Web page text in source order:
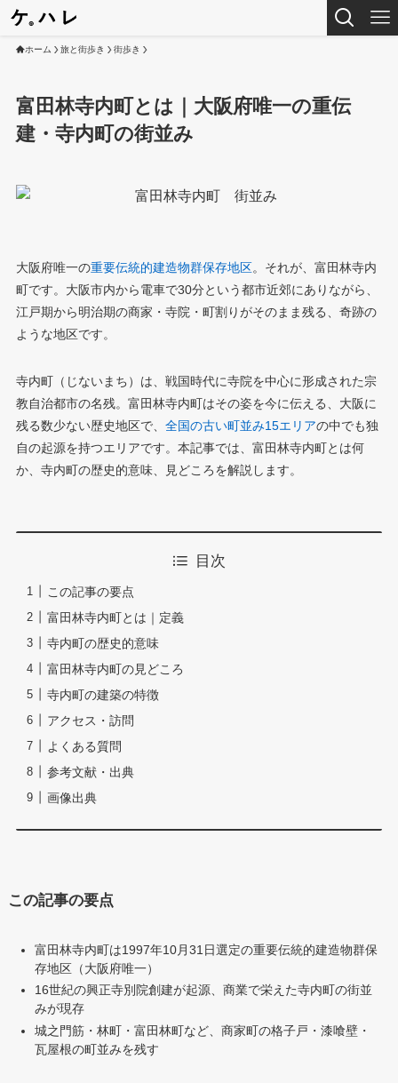
ホーム 旅と街歩き 街歩き
富田林寺内町とは｜大阪府唯一の重伝
建・寺内町の街並み
大阪府唯一の重要伝統的建造物群保存地区。それが、富田林寺内
町です。大阪市内から電車で30分という都市近郊にありながら、
江戸期から明治期の商家・寺院・町割りがそのまま残る、奇跡の
ような地区です。
寺内町（じないまち）は、戦国時代に寺院を中心に形成された宗
教自治都市の名残。富田林寺内町はその姿を今に伝える、大阪に
残る数少ない歴史地区で、 全国の古い町並み15エリアの中でも独
自の起源を持つエリアです。本記事では、富田林寺内町とは何
か、寺内町の歴史的意味、見どころを解説します。
目次
この記事の要点
富田林寺内町とは｜定義
寺内町の歴史的意味
富田林寺内町の見どころ
寺内町の建築の特徴
アクセス・訪問
よくある質問
参考文献・出典
画像出典
この記事の要点
富田林寺内町は1997年10月31日選定の重要伝統的建造物群保
存地区（大阪府唯一）
16世紀の興正寺別院創建が起源、商業で栄えた寺内町の街並
みが現存
城之門筋・林町・富田林町など、商家町の格子戸・漆喰壁・
瓦屋根の町並みを残す